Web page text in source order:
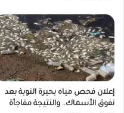
إعلان فحص مياه بحيرة النوبة بعد
نفوق الأسماك.. والنتيجة مفاجأة